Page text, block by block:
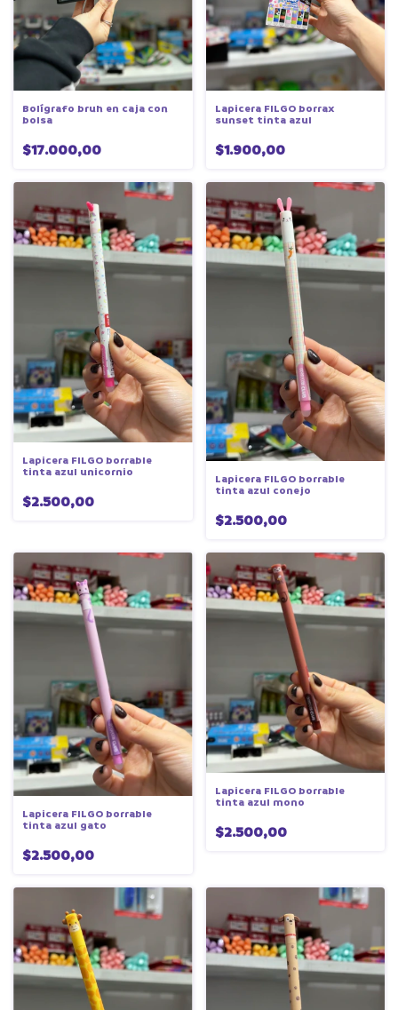
Bolígrafo bruh en caja con
bolsa
$17.000,00
Lapicera FILGO borrax
sunset tinta azul
$1.900,00
Lapicera FILGO borrable
tinta azul unicornio
$2.500,00
Lapicera FILGO borrable
tinta azul conejo
$2.500,00
Lapicera FILGO borrable
tinta azul gato
$2.500,00
Lapicera FILGO borrable
tinta azul mono
$2.500,00